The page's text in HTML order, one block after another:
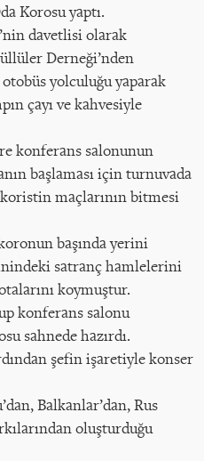
Korosu yaptı.
davetlisi olarak
Derneği’nden
yolculuğu yaparak
çayı ve kahvesiyle
konferans salonunun
başlaması için turnuvada
maçlarının bitmesi
başında yerini
satranç hamlelerini
koymuştur.
konferans salonu
sahnede hazırdı.
şefin işaretiyle konser
Balkanlar’dan, Rus
oluşturduğu